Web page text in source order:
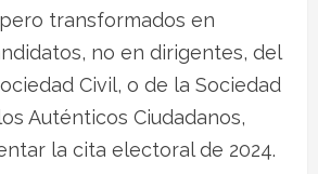
transformados en
no en dirigentes, del
Civil, o de la Sociedad
Auténticos Ciudadanos,
la cita electoral de 2024.